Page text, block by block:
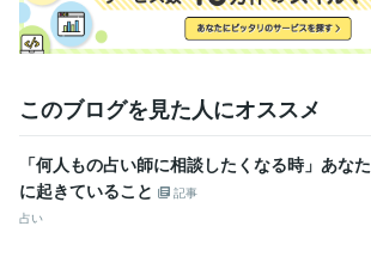
このブログを見た人にオススメ
「何人もの占い師に相談したくなる時」あなた
に起きていること
記事
占い